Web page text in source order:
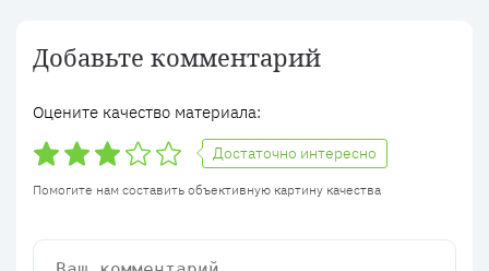
Добавьте комментарий
Оцените качество материала:
Достаточно интересно
Помогите нам составить объективную картину качества